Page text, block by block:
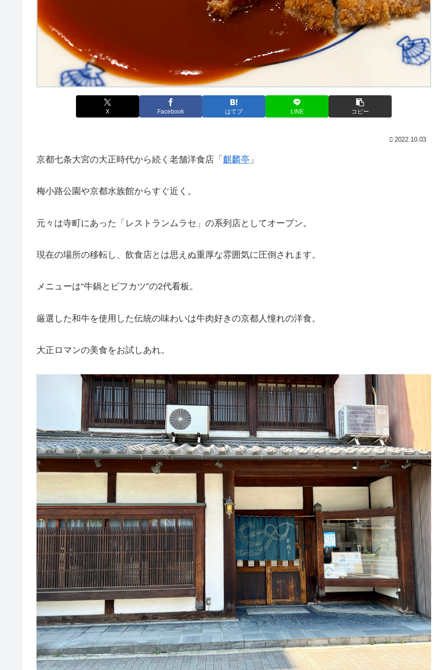
X Facebook はてブ LINE コピー
2022.10.03
京都七条大宮の大正時代から続く老舗洋食店「 麒麟亭 」
梅小路公園や京都水族館からすぐ近く。
元々は寺町にあった「レストランムラセ」の系列店としてオープン。
現在の場所の移転し、飲食店とは思えぬ重厚な雰囲気に圧倒されます。
メニューは“牛鍋とビフカツ”の2代看板。
厳選した和牛を使用した伝統の味わいは牛肉好きの京都人憧れの洋食。
大正ロマンの美食をお試しあれ。